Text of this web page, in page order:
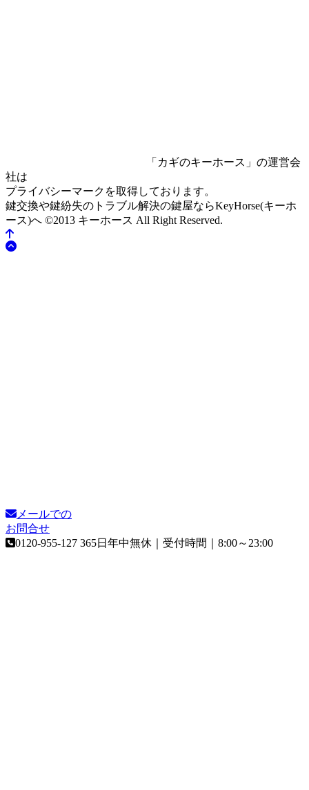
「カギのキーホース」の運営会
社は
プライバシーマークを取得しております。
鍵交換や鍵紛失のトラブル解決の鍵屋ならKeyHorse(キーホ
ース)へ ©2013 キーホース All Right Reserved.
メールでの
お問合せ
0120-955-127 365日年中無休｜受付時間｜8:00～23:00